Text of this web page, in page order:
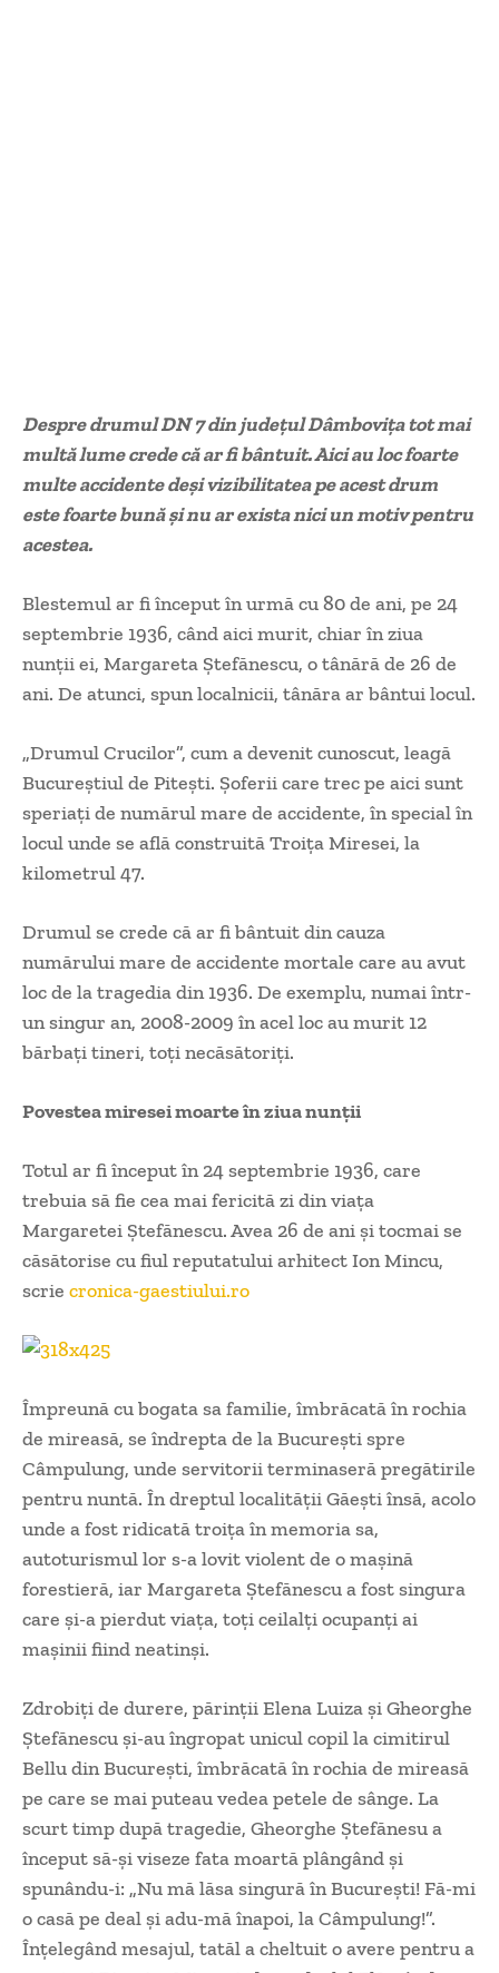
Despre drumul DN 7 din județul Dâmbovița tot mai
multă lume crede că ar fi bântuit. Aici au loc foarte
multe accidente deși vizibilitatea pe acest drum
este foarte bună și nu ar exista nici un motiv pentru
acestea.
Blestemul ar fi început în urmă cu 80 de ani, pe 24
septembrie 1936, când aici murit, chiar în ziua
nunţii ei, Margareta Ştefănescu, o tânără de 26 de
ani. De atunci, spun localnicii, tânăra ar bântui locul.
„Drumul Crucilor”, cum a devenit cunoscut, leagă
Bucureştiul de Piteşti. Șoferii care trec pe aici sunt
speriați de numărul mare de accidente, în special în
locul unde se află construită Troiţa Miresei, la
kilometrul 47.
Drumul se crede că ar fi bântuit din cauza
numărului mare de accidente mortale care au avut
loc de la tragedia din 1936. De exemplu, numai într-
un singur an, 2008-2009 în acel loc au murit 12
bărbaţi tineri, toţi necăsătoriţi.
Povestea miresei moarte în ziua nunții
Totul ar fi început în 24 septembrie 1936, care
trebuia să fie cea mai fericită zi din viaţa
Margaretei Ştefănescu. Avea 26 de ani şi tocmai se
căsătorise cu fiul reputatului arhitect Ion Mincu,
scrie cronica-gaestiului.ro
Împreună cu bogata sa familie, îmbrăcată în rochia
de mireasă, se îndrepta de la Bucureşti spre
Câmpulung, unde servitorii terminaseră pregătirile
pentru nuntă. În dreptul localităţii Găeşti însă, acolo
unde a fost ridicată troiţa în memoria sa,
autoturismul lor s-a lovit violent de o maşină
forestieră, iar Margareta Ştefănescu a fost singura
care şi-a pierdut viaţa, toţi ceilalţi ocupanţi ai
maşinii fiind neatinşi.
Zdrobiţi de durere, părinţii Elena Luiza şi Gheorghe
Ştefănescu şi-au îngropat unicul copil la cimitirul
Bellu din Bucureşti, îmbrăcată în rochia de mireasă
pe care se mai puteau vedea petele de sânge. La
scurt timp după tragedie, Gheorghe Ştefănesu a
început să-şi viseze fata moartă plângând şi
spunându-i: „Nu mă lăsa singură în Bucureşti! Fă-mi
o casă pe deal şi adu-mă înapoi, la Câmpulung!”.
Înţelegând mesajul, tatăl a cheltuit o avere pentru a